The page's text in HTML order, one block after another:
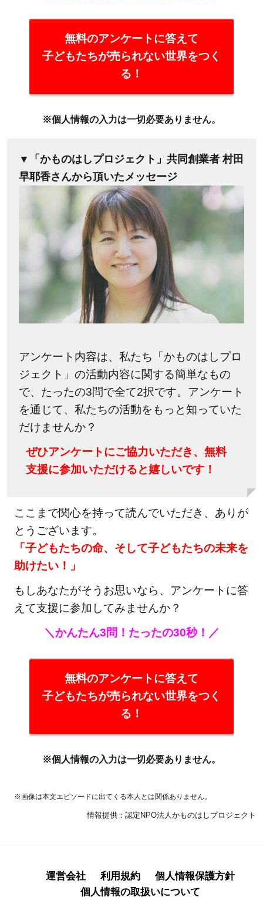
無料のアンケートに答えて
子どもたちが売られない世界をつく
る！
※個人情報の入力は一切必要ありません。
▼「かものはしプロジェクト」共同創業者 村田
早耶香さんから頂いたメッセージ
アンケート内容は、私たち「かものはしプロ
ジェクト」の活動内容に関する簡単なもの
で、たったの3問で全て2択です。アンケート
を通じて、私たちの活動をもっと知っていた
だけませんか？
ぜひアンケートにご協力いただき、無料
支援に参加いただけると嬉しいです！
ここまで関心を持って読んでいただき、ありが
とうございます。
「子どもたちの命、そして子どもたちの未来を
助けたい！」
もしあなたがそうお思いなら、アンケートに答
えて支援に参加してみませんか？
＼かんたん3問！たったの30秒！／
無料のアンケートに答えて
子どもたちが売られない世界をつく
る！
※個人情報の入力は一切必要ありません。
※画像は本文エピソードに出てくる本人とは関係ありません。
情報提供：認定NPO法人かものはしプロジェクト
運営会社 利用規約
個人情報保護方針
個人情報の取扱いについて